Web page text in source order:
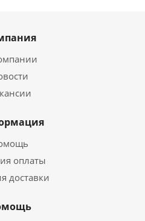
оплаты
доставки